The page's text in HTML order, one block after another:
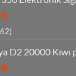
D2 20000 Kıwı